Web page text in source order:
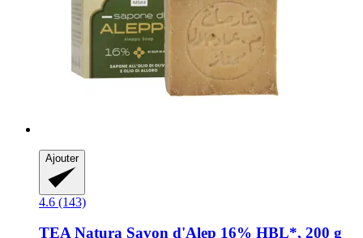
Ajouter
4.6 (143)
TEA Natura Savon d'Alep 16% HBL*, 200 g